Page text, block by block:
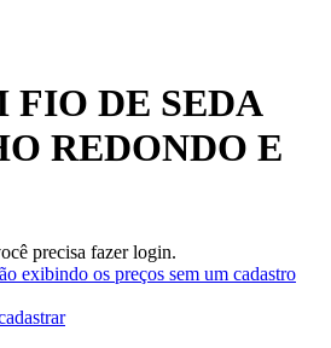
FIO DE SEDA
REDONDO E
precisa fazer login.
exibindo os preços sem um cadastro